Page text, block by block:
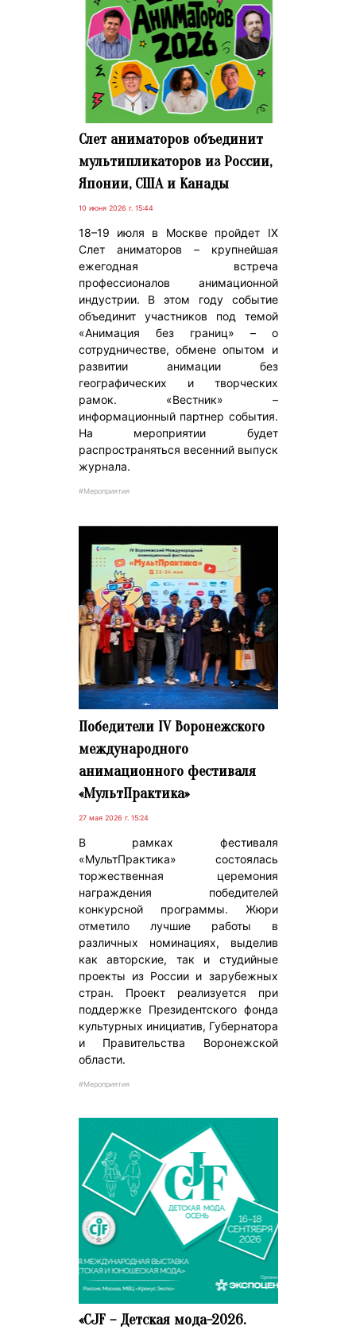
Слет аниматоров объединит
мультипликаторов из России,
Японии, США и Канады
10 июня 2026 г. 15:44
18–19 июля в Москве пройдет IX
Слет аниматоров – крупнейшая
ежегодная встреча
профессионалов анимационной
индустрии. В этом году событие
объединит участников под темой
«Анимация без границ» – о
сотрудничестве, обмене опытом и
развитии анимации без
географических и творческих
рамок. «Вестник» –
информационный партнер события.
На мероприятии будет
распространяться весенний выпуск
журнала.
#Мероприятия
Победители IV Воронежского
международного
анимационного фестиваля
«МультПрактика»
27 мая 2026 г. 15:24
В рамках фестиваля
«МультПрактика» состоялась
торжественная церемония
награждения победителей
конкурсной программы. Жюри
отметило лучшие работы в
различных номинациях, выделив
как авторские, так и студийные
проекты из России и зарубежных
стран. Проект реализуется при
поддержке Президентского фонда
культурных инициатив, Губернатора
и Правительства Воронежской
области.
#Мероприятия
«CJF – Детская мода-2026.